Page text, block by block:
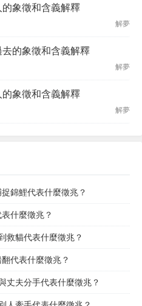
象徵和含義解釋
解夢
的象徵和含義解釋
解夢
象徵和含義解釋
解夢
錦鯉代表什麼徵兆？
什麼徵兆？
救貓代表什麼徵兆？
代表什麼徵兆？
丈夫分手代表什麼徵兆？